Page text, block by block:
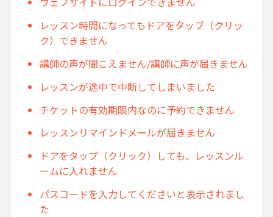
レッスン時間になってもドアをタップ（クリッ
ク）できません
講師の声が聞こえません/講師に声が届きません
レッスンが途中で中断してしまいました
チケットの有効期限内なのに予約できません
レッスンリマインドメールが届きません
ドアをタップ（クリック）しても、レッスンル
ームに入れません
パスコードを入力してくださいと表示されまし
た